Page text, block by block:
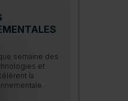
semaine des
et
la